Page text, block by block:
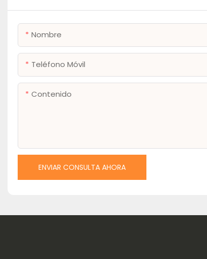
Nombre
Teléfono Móvil
Contenido
ENVIAR CONSULTA AHORA